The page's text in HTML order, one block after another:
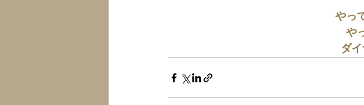
やっ
や
ダイ